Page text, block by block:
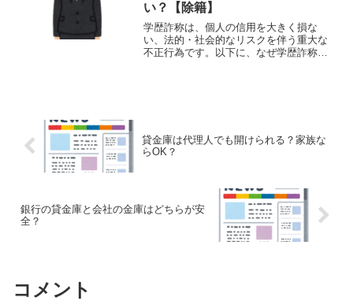
い？【除籍】
学歴詐称は、個人の信用を大きく損な
い、法的・社会的なリスクを伴う重大な
不正行為です。以下に、なぜ学歴詐称が
貸金庫は代理人でも開けられる？家族な
らOK？
銀行の貸金庫と会社の金庫はどちらが安
全？
コメント